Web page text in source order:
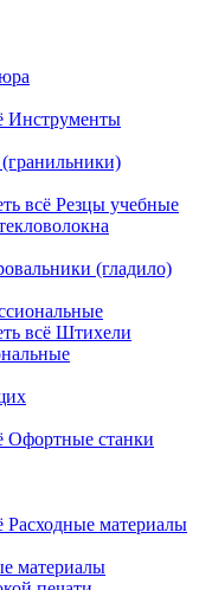
Инструменты
всё Резцы учебные
(гладило)
всё Штихели
Офортные станки
Расходные материалы
материалы